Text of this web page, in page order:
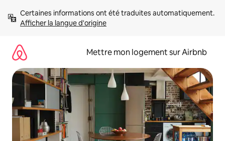
directement
Afficher la langue d'origine
Mettre mon logement sur Airbnb